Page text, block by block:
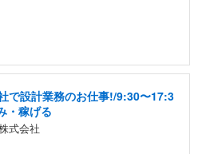
で設計業務のお仕事!/9:30〜17:3
・稼げる
式会社